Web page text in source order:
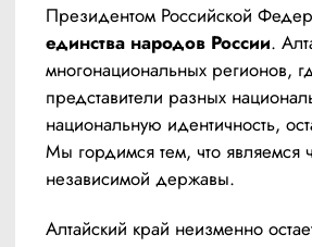
Президентом Российской
единства народов России.
многонациональных регионов,
представители разных
национальную идентичность,
Мы гордимся тем, что являемся
независимой державы.
Алтайский край неизменно